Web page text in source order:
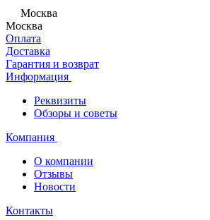
Москва
Москва
Оплата
Доставка
Гарантия и возврат
Информация
Реквизиты
Обзоры и советы
Компания
О компании
Отзывы
Новости
Контакты